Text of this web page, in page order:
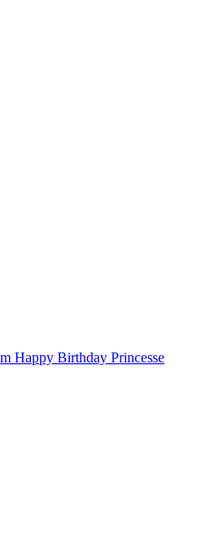
Happy Birthday Princesse